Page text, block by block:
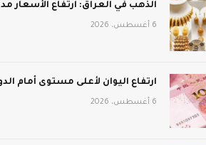
الذهب في العراق: ارتفاع الأسعار
6 أغسطس، 2026
ارتفاع اليوان لأعلى مستوى أمام الدولار منذ 3
6 أغسطس، 2026